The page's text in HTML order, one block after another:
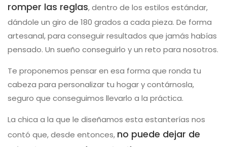
romper las reglas, dentro de los estilos estándar,
dándole un giro de 180 grados a cada pieza. De forma
artesanal, para conseguir resultados que jamás habías
pensado. Un sueño conseguirlo y un reto para nosotros.
Te proponemos pensar en esa forma que ronda tu
cabeza para personalizar tu hogar y contárnosla,
seguro que conseguimos llevarlo a la práctica.
La chica a la que le diseñamos esta estanterías nos
contó que, desde entonces, no puede dejar de